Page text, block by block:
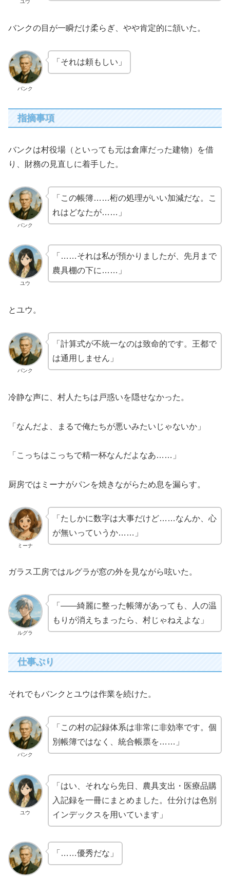
ユウ
バンクの目が一瞬だけ柔らぎ、やや肯定的に頷いた。
バンク
「それは頼もしい」
指摘事項
バンクは村役場（といっても元は倉庫だった建物）を借
り、財務の見直しに着手した。
バンク
「この帳簿……桁の処理がいい加減だな。こ
れはどなたが……」
ユウ
「……それは私が預かりましたが、先月まで
農具棚の下に……」
とユウ。
バンク
「計算式が不統一なのは致命的です。王都で
は通用しません」
冷静な声に、村人たちは戸惑いを隠せなかった。
「なんだよ、まるで俺たちが悪いみたいじゃないか」
「こっちはこっちで精一杯なんだよなあ……」
厨房ではミーナがパンを焼きながらため息を漏らす。
ミーナ
「たしかに数字は大事だけど……なんか、心
が無いっていうか……」
ガラス工房ではルグラが窓の外を見ながら呟いた。
ルグラ
「――綺麗に整った帳簿があっても、人の温
もりが消えちまったら、村じゃねえよな」
仕事ぶり
それでもバンクとユウは作業を続けた。
バンク
「この村の記録体系は非常に非効率です。個
別帳簿ではなく、統合帳票を……」
ユウ
「はい、それなら先日、農具支出・医療品購
入記録を一冊にまとめました。仕分けは色別
インデックスを用いています」
「……優秀だな」